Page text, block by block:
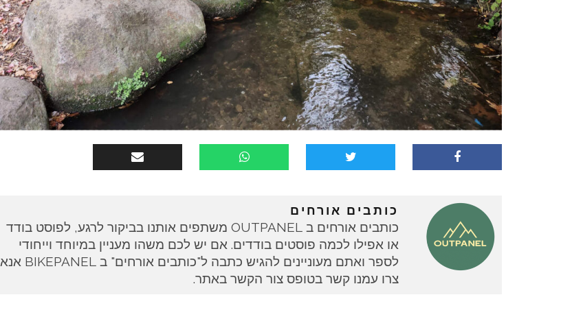
כותבים אורחים
כותבים אורחים ב OUTPANEL משתפים אותנו בביקור לרגע, לפוסט בודד
או אפילו לכמה פוסטים בודדים. אם יש לכם משהו מעניין במיוחד וייחודי
לספר ואתם מעוניינים להגיש כתבה ל"כותבים אורחים" ב BIKEPANEL אנא
צרו עמנו קשר בטופס צור הקשר באתר.